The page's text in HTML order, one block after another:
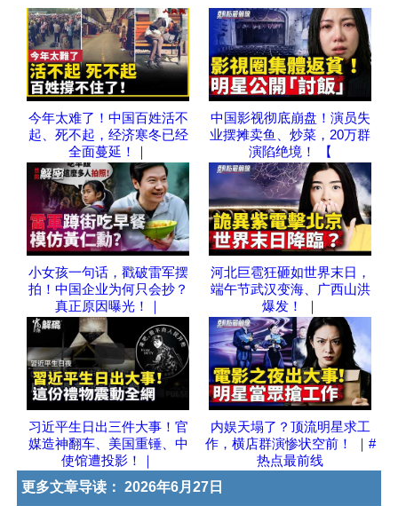
今年太难了！中国百姓活不
起、死不起，经济寒冬已经
全面蔓延！｜
中国影视彻底崩盘！演员失
业摆摊卖鱼、炒菜，20万群
演陷绝境！ 【
小女孩一句话，戳破雷军摆
拍！中国企业为何只会抄？
真正原因曝光！｜
河北巨雹狂砸如世界末日，
端午节武汉变海、广西山洪
爆发！ ｜
习近平生日出三件大事！官
媒造神翻车、美国重锤、中
使馆遭投影！｜
内娱天塌了？顶流明星求工
作，横店群演惨状空前！ ｜#
热点最前线
更多文章导读： 2026年6月27日